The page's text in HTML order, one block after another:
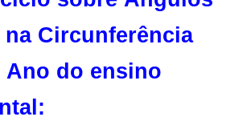
Circunferência
Ano do ensino